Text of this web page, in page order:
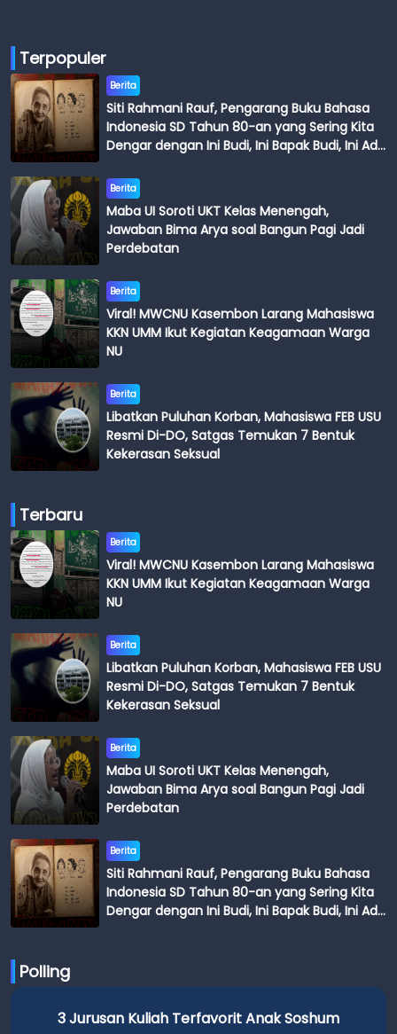
Terpopuler
Berita
Siti Rahmani Rauf, Pengarang Buku Bahasa
Indonesia SD Tahun 80-an yang Sering Kita
Dengar dengan Ini Budi, Ini Bapak Budi, Ini Adik
Berita
Maba UI Soroti UKT Kelas Menengah,
Jawaban Bima Arya soal Bangun Pagi Jadi
Perdebatan
Berita
Viral! MWCNU Kasembon Larang Mahasiswa
KKN UMM Ikut Kegiatan Keagamaan Warga
NU
Berita
Libatkan Puluhan Korban, Mahasiswa FEB USU
Resmi Di-DO, Satgas Temukan 7 Bentuk
Kekerasan Seksual
Terbaru
Berita
Viral! MWCNU Kasembon Larang Mahasiswa
KKN UMM Ikut Kegiatan Keagamaan Warga
NU
Berita
Libatkan Puluhan Korban, Mahasiswa FEB USU
Resmi Di-DO, Satgas Temukan 7 Bentuk
Kekerasan Seksual
Berita
Maba UI Soroti UKT Kelas Menengah,
Jawaban Bima Arya soal Bangun Pagi Jadi
Perdebatan
Berita
Siti Rahmani Rauf, Pengarang Buku Bahasa
Indonesia SD Tahun 80-an yang Sering Kita
Dengar dengan Ini Budi, Ini Bapak Budi, Ini Adik
Polling
3 Jurusan Kuliah Terfavorit Anak Soshum